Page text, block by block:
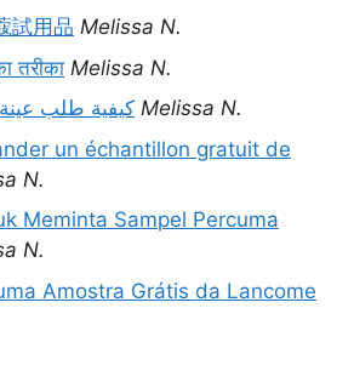
試用品 Melissa N.
तरीका Melissa N.
كيفية طلب Melissa N.
un échantillon gratuit de
N.
Meminta Sampel Percuma
N.
Amostra Grátis da Lancome